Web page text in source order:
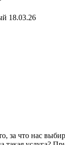
18.03.26
за что нас